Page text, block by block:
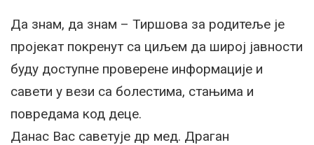
Да знам, да знам – Тиршова за родитеље је
пројекат покренут са циљем да широј јавности
буду доступне проверене информације и
савети у вези са болестима, стањима и
повредама код деце.
Данас Вас саветује др мед. Драган